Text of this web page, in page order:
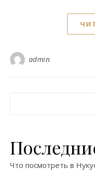
admin
Что посмотреть в